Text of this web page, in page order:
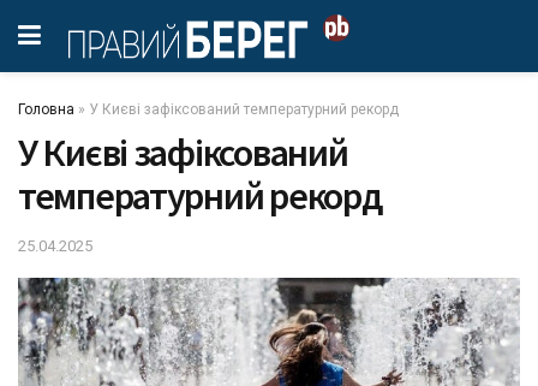
Головна » У Києві зафіксований температурний рекорд
У Києві зафіксований
температурний рекорд
25.04.2025